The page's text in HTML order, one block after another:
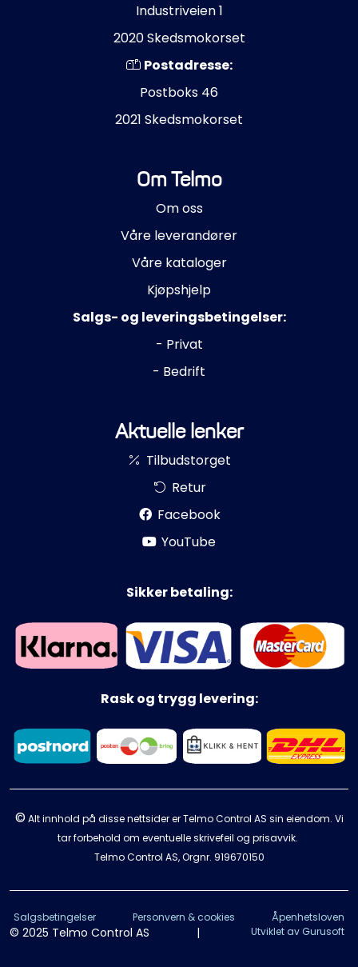
Industriveien 1
2020 Skedsmokorset
Postadresse:
Postboks 46
2021 Skedsmokorset
Om Telmo
Om oss
Våre leverandører
Våre kataloger
Kjøpshjelp
Salgs- og leveringsbetingelser:
- Privat
- Bedrift
Aktuelle lenker
Tilbudstorget
Retur
Facebook
YouTube
Sikker betaling:
Rask og trygg levering:
© Alt innhold på disse nettsider er Telmo Control AS sin eiendom. Vi
tar forbehold om eventuelle skrivefeil og prisavvik.
Telmo Control AS, Orgnr. 919670150
Salgsbetingelser Personvern & cookies Åpenhetsloven
© 2025 Telmo Control AS | Utviklet av Gurusoft